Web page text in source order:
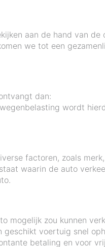
aan de hand van de
we tot een
dan:
wordt
factoren, zoals
waarin de auto
mogelijk zou kunnen
voertuig snel
betaling en voor